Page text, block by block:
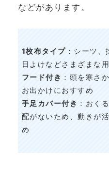
などがあります。
1枚布タイプ ：シーツ、
日よけなどさまざまな
フード付き ：頭を寒さ
お出かけにおすすめ
手足カバー付き ：おく
配がないため、動きが
め